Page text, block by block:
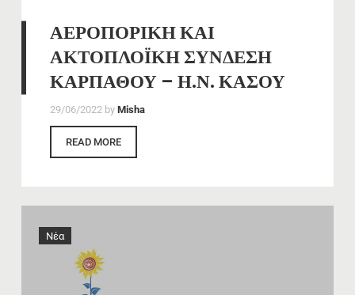
ΑΕΡΟΠΟΡΙΚΗ ΚΑΙ
ΑΚΤΟΠΛΟΪΚΗ ΣΥΝΔΕΣΗ
ΚΑΡΠΑΘΟΥ – Η.Ν. ΚΑΣΟΥ
29/06/2022 by Misha
READ MORE
Νέα